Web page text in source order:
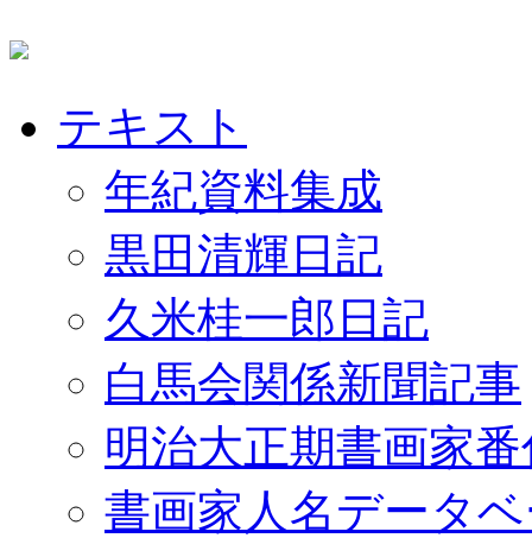
テキスト
年紀資料集成
黒田清輝日記
久米桂一郎日記
白馬会関係新聞記事
明治大正期書画家
書画家人名データ